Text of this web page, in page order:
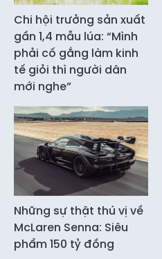
Chi hội trưởng sản xuất
gần 1,4 mẫu lúa: “Mình
phải cố gắng làm kinh
tế giỏi thì người dân
mới nghe”
Những sự thật thú vị về
McLaren Senna: Siêu
phẩm 150 tỷ đồng